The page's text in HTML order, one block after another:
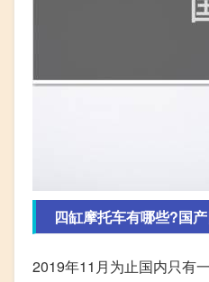
四缸摩托车有哪些?国
2019年11月为止国内只有